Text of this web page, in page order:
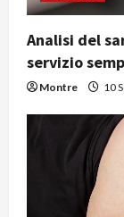
Analisi del
servizio
Montre 10